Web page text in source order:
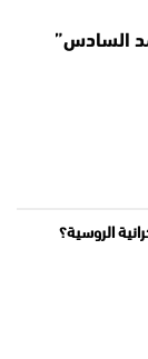
السادس”
الروسية؟